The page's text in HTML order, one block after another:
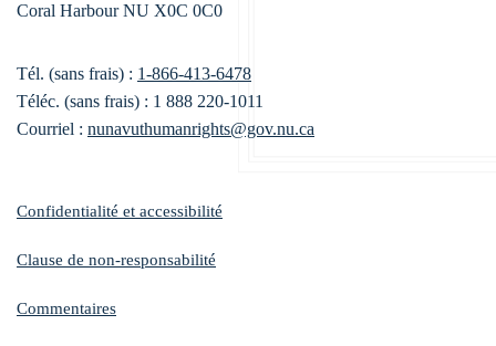
Coral Harbour NU X0C 0C0
Tél. (sans frais) : 1-866-413-6478
Téléc. (sans frais) : 1 888 220-1011
Courriel : nunavuthumanrights@gov.nu.ca
Confidentialité et accessibilité
Clause de non-responsabilité
Commentaires